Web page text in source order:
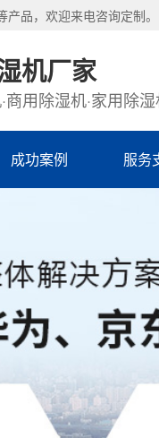
品，欢迎来电咨询定制。
机厂家
商用除湿机·家用除
成功案例 服务